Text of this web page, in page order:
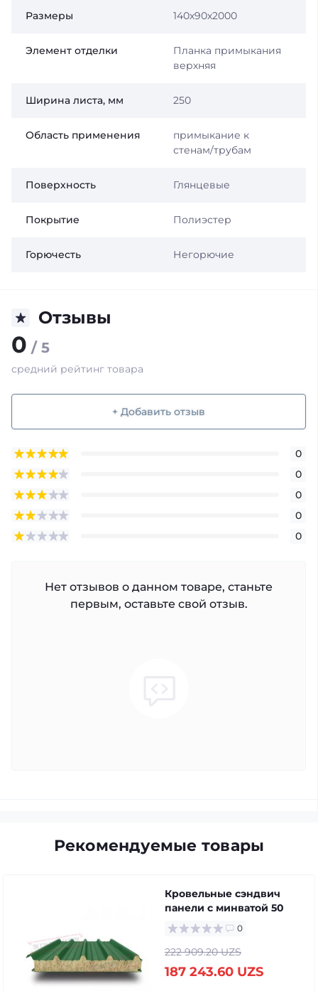
Размеры 140х90х2000
Элемент отделки
Планка примыкания
верхняя
Ширина листа, мм 250
Область применения
примыкание к
стенам/трубам
Поверхность Глянцевые
Покрытие Полиэстер
Горючесть Негорючие
Отзывы
0 / 5
средний рейтинг товара
+ Добавить отзыв
0
0
0
0
0
Нет отзывов о данном товаре, станьте
первым, оставьте свой отзыв.
Рекомендуемые товары
Кровельные сэндвич
панели с минватой 50
0
222 909.20 UZS
187 243.60 UZS